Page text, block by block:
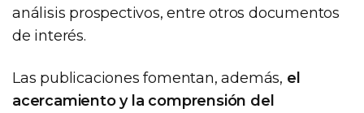
análisis prospectivos, entre otros documentos
de interés.
Las publicaciones fomentan, además, el
acercamiento y la comprensión del